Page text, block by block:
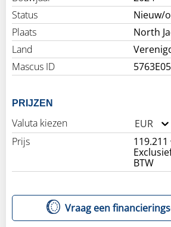
Status
Nieuw/
Plaats
North
Land
Mascus ID
PRIJZEN
Valuta kiezen
EUR
Prijs
119.211
BTW
Vraag een